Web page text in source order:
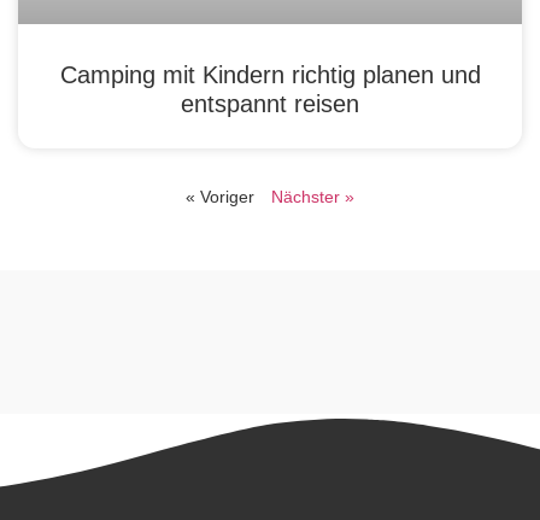
Camping mit Kindern richtig planen und
entspannt reisen
« Voriger Nächster »